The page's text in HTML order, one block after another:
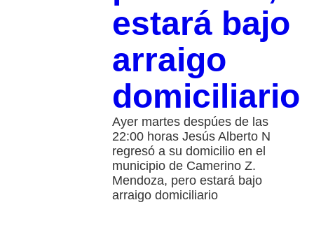
estará bajo
arraigo
domiciliario
Ayer martes despúes de las
22:00 horas Jesús Alberto N
regresó a su domicilio en el
municipio de Camerino Z.
Mendoza, pero estará bajo
arraigo domiciliario